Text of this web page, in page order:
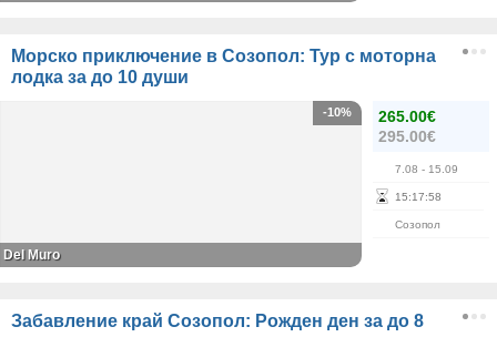
Морско приключение в Созопол: Тур с моторна
лодка за до 10 души
265.00€
295.00€
7.08 - 15.09
15:17:58
Созопол
-10%
Del Muro
Забавление край Созопол: Рожден ден за до 8